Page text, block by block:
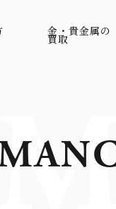
金・貴金属の
買取